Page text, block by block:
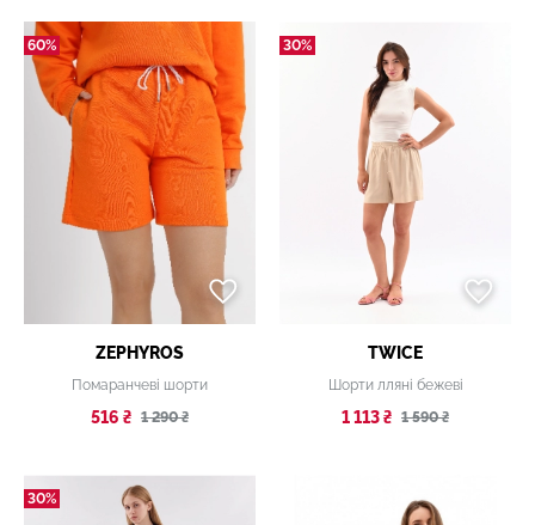
60%
ZEPHYROS
Помаранчеві шорти
516 ₴ 1 290 ₴
30%
TWICE
Шорти лляні бежеві
1 113 ₴ 1 590 ₴
30%